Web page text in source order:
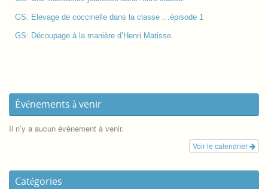
GS: Elevage de coccinelle dans la classe …épisode 1
GS: Découpage à la manière d’Henri Matisse.
Événements à venir
Il n’y a aucun évènement à venir.
Voir le calendrier
Catégories